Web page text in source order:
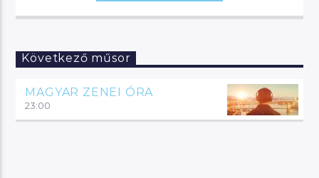
Következő műsor
MAGYAR ZENEI ÓRA
23:00